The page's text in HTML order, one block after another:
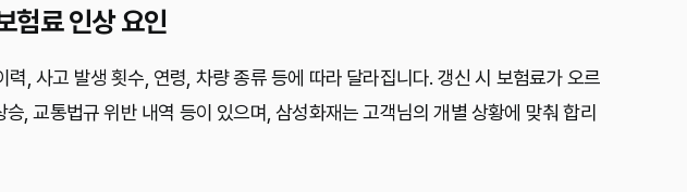
험료 인상 요인
, 사고 발생 횟수, 연령, 차량 종류 등에 따라 달라집니다. 갱신 시 보험료가 오르
, 교통법규 위반 내역 등이 있으며, 삼성화재는 고객님의 개별 상황에 맞춰 합리